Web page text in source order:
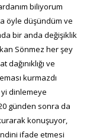
biliyorum
öyle düşündüm ve
bir anda değişiklik
Sönmez her şey
ve
kurmazdı
yi dinlemeye
günden sonra da
konuşuyor,
ifade etmesi